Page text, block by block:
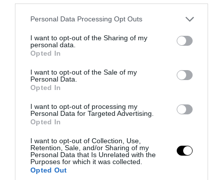
Please note that this website/app uses one or more Google
not limited to your visit or usage behaviour. You may click to
grant or deny consent to Google and its third-party tags to
use your data for below specified purposes in below Google
consent section.
Personal Data Processing Opt Outs
I want to opt-out of the Sharing of my
personal data.
Opted In
I want to opt-out of the Sale of my
Personal Data.
Opted In
I want to opt-out of processing my
Personal Data for Targeted Advertising.
Opted In
I want to opt-out of Collection, Use,
Retention, Sale, and/or Sharing of my
Personal Data that Is Unrelated with the
Purposes for which it was collected.
Opted Out
05.08.2026 | 17:12
PRONEWS.GR /ΕΣΩΤΕΡΙΚΗ ΑΣΦΑΛΕΙΑ
Κλοπή μετασχηματιστών στη